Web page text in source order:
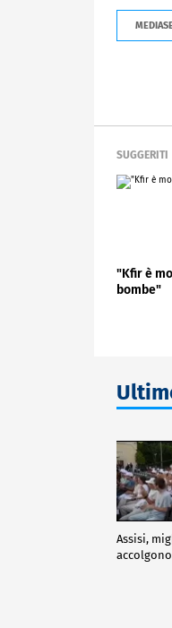
SUGGERITI
"Kfir è
bombe"
Assisi,
accolgono